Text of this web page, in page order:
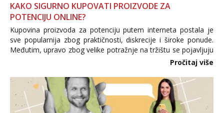
KAKO SIGURNO KUPOVATI PROIZVODE ZA
POTENCIJU ONLINE?
Kupovina proizvoda za potenciju putem interneta postala je
sve popularnija zbog praktičnosti, diskrecije i široke ponude.
Međutim, upravo zbog velike potražnje na tržištu se pojavljuju
i brojni krivotvoreni proizvodi, nepouzdane internetske
Pročitaj više